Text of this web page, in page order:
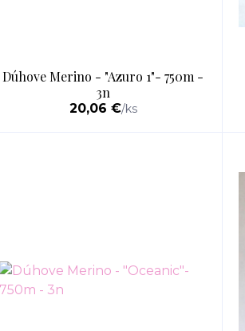
Dúhove Merino - "Azuro 1"- 750m -
3n
20,06 €/ks